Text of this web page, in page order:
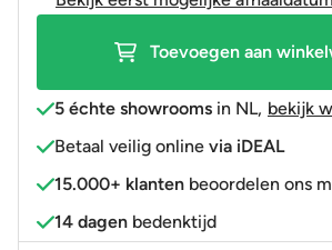
Toevoegen aan
5 échte showrooms in NL, bekijk
Betaal veilig online via iDEAL
15.000+ klanten beoordelen ons
14 dagen bedenktijd